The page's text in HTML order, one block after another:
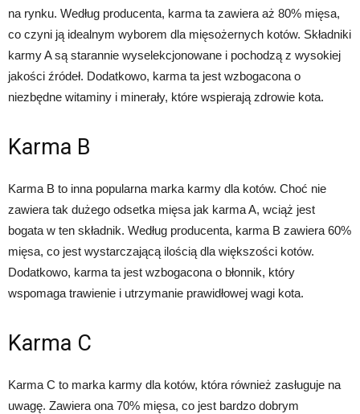
na rynku. Według producenta, karma ta zawiera aż 80% mięsa,
co czyni ją idealnym wyborem dla mięsożernych kotów. Składniki
karmy A są starannie wyselekcjonowane i pochodzą z wysokiej
jakości źródeł. Dodatkowo, karma ta jest wzbogacona o
niezbędne witaminy i minerały, które wspierają zdrowie kota.
Karma B
Karma B to inna popularna marka karmy dla kotów. Choć nie
zawiera tak dużego odsetka mięsa jak karma A, wciąż jest
bogata w ten składnik. Według producenta, karma B zawiera 60%
mięsa, co jest wystarczającą ilością dla większości kotów.
Dodatkowo, karma ta jest wzbogacona o błonnik, który
wspomaga trawienie i utrzymanie prawidłowej wagi kota.
Karma C
Karma C to marka karmy dla kotów, która również zasługuje na
uwagę. Zawiera ona 70% mięsa, co jest bardzo dobrym